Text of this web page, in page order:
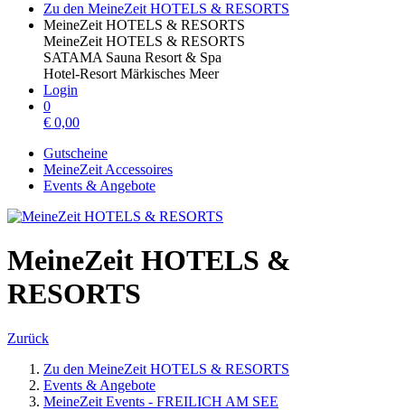
Zu den MeineZeit HOTELS & RESORTS
MeineZeit HOTELS & RESORTS
MeineZeit HOTELS & RESORTS
SATAMA Sauna Resort & Spa
Hotel-Resort Märkisches Meer
Login
0
€ 0,00
Gutscheine
MeineZeit Accessoires
Events & Angebote
MeineZeit HOTELS &
RESORTS
Zurück
Zu den MeineZeit HOTELS & RESORTS
Events & Angebote
MeineZeit Events - FREILICH AM SEE